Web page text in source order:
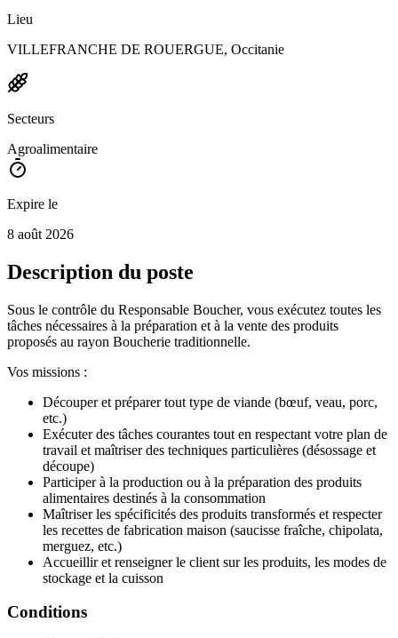
Lieu
VILLEFRANCHE DE ROUERGUE, Occitanie
Secteurs
Agroalimentaire
Expire le
8 août 2026
Description du poste
Sous le contrôle du Responsable Boucher, vous exécutez toutes les
tâches nécessaires à la préparation et à la vente des produits
proposés au rayon Boucherie traditionnelle.
Vos missions :
Découper et préparer tout type de viande (bœuf, veau, porc,
etc.)
Exécuter des tâches courantes tout en respectant votre plan de
travail et maîtriser des techniques particulières (désossage et
découpe)
Participer à la production ou à la préparation des produits
alimentaires destinés à la consommation
Maîtriser les spécificités des produits transformés et respecter
les recettes de fabrication maison (saucisse fraîche, chipolata,
merguez, etc.)
Accueillir et renseigner le client sur les produits, les modes de
stockage et la cuisson
Conditions